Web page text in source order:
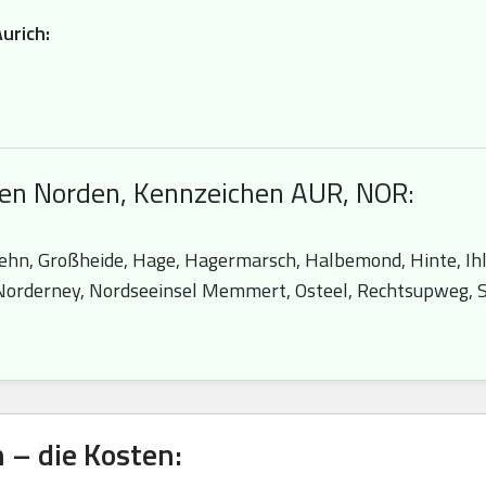
Norden, Kennzeichen AUR, NOR:
Großheide, Hage, Hagermarsch, Halbemond, Hinte,
Nordseeinsel Memmert, Osteel,
die Kosten: